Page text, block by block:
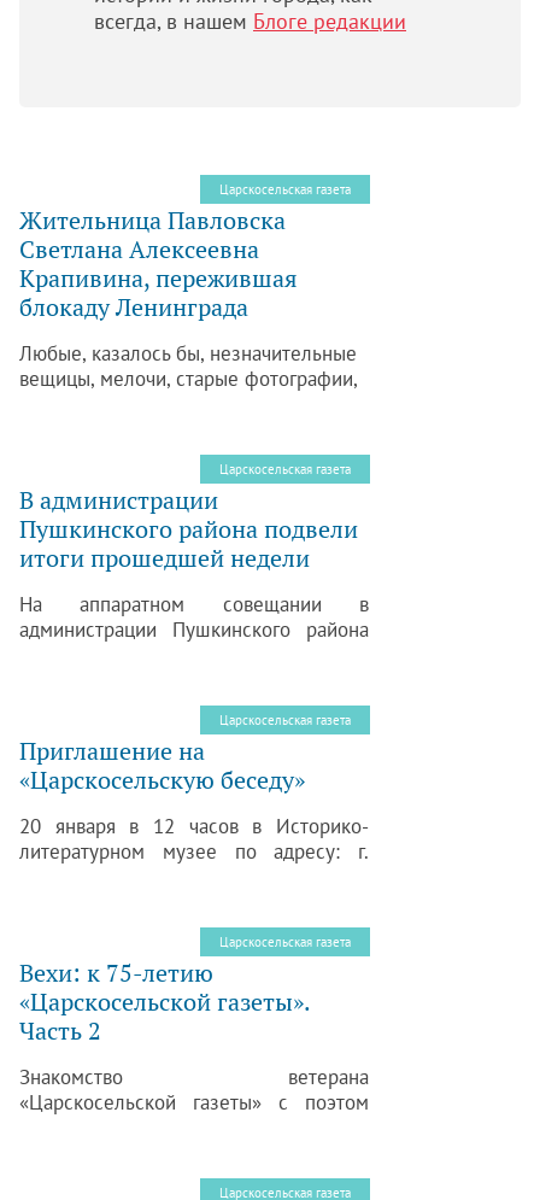
всегда, в нашем Блоге редакции
Царскосельская газета
Жительница Павловска
Светлана Алексеевна
Крапивина, пережившая
блокаду Ленинграда
Любые, казалось бы, незначительные
вещицы, мелочи, старые фотографии,
пережившие в Пушкинском районе
страшную войну. Среди них и
павловчанка Светлана Алексеевна
Крапивина.
Царскосельская газета
В администрации
Пушкинского района подвели
итоги прошедшей недели
На аппаратном совещании в
администрации Пушкинского района
Царскосельская газета
Приглашение на
«Царскосельскую беседу»
20 января в 12 часов в Историко-
литературном музее по адресу: г.
«Царскосельской беседы»,
посвященное 130-летию со дня
рождения писателя А. Н. Толстого.
Царскосельская газета
Вехи: к 75-летию
«Царскосельской газеты».
Часть 2
Знакомство ветерана
«Царскосельской газеты» с поэтом
Царскосельская газета